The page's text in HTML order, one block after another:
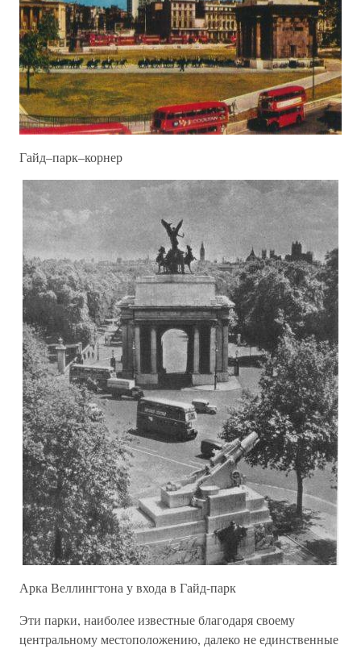
Гайд–парк–корнер
Арка Веллингтона у входа в Гайд-парк
Эти парки, наиболее известные благодаря своему
центральному местоположению, далеко не единственные